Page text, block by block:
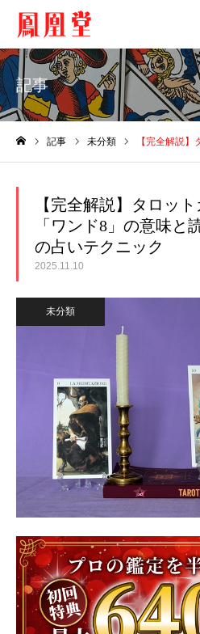
記事
記事 未分類 【完全解説】タロットカード
【完全解説】タロッ
「ワンド8」の意味と
の占いテクニック
2025.11.10
未分類